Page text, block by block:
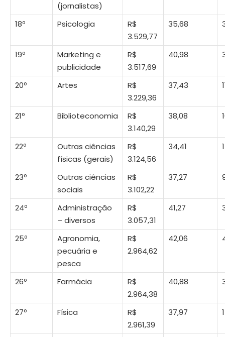
(jornalistas)
18º Psicologia
R$
3.529,77
35,68
19º
Marketing e
publicidade
R$
3.517,69
40,98
20º Artes
R$
3.229,36
37,43
21º Biblioteconomia
R$
3.140,29
38,08
22º
Outras ciências
físicas (gerais)
R$
3.124,56
34,41 1
23º
Outras ciências
sociais
R$
3.102,22
37,27
24º
Administração
– diversos
R$
3.057,31
41,27
25º
Agronomia,
pecuária e
pesca
R$
2.964,62
42,06
26º Farmácia
R$
2.964,38
40,88
27º Física
R$
2.961,39
37,97